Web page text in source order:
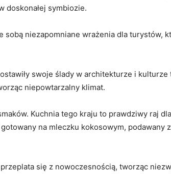
doskonałej symbiozie.
niezapomniane wrażenia ​dla ‌turystów,
swoje ⁣ślady w architekturze i kulturze
niepowtarzalny klimat.
Kuchnia tego kraju to⁢ prawdziwy ⁤raj
na mleczku kokosowym, podawany
się z‍ nowoczesnością, ​tworząc‌